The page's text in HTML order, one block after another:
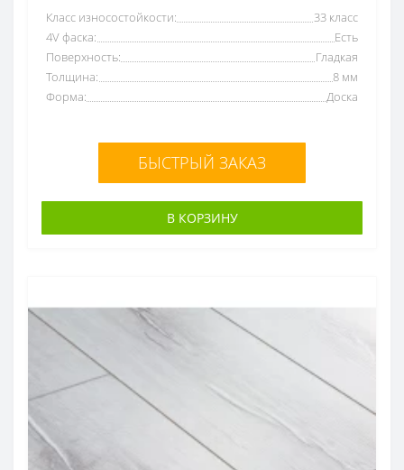
Класс износостойкости:
33 класс
4V фаска:
Есть
Поверхность:
Гладкая
Толщина:
8 мм
Форма:
Доска
БЫСТРЫЙ ЗАКАЗ
В КОРЗИНУ